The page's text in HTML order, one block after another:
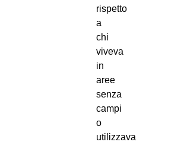
rispetto
a
chi
viveva
in
aree
senza
campi
o
utilizzava